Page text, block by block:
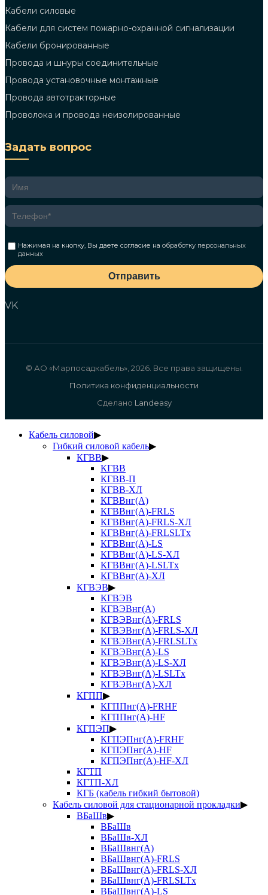
Кабели силовые
Кабели для систем пожарно-охранной сигнализации
Кабели бронированные
Провода и шнуры соединительные
Провода установочные монтажные
Провода автотракторные
Проволока и провода неизолированные
Задать вопрос
Нажимая на кнопку, Вы даете согласие наобработку персональных
данных
Отправить
VK
© АО «Марпосадкабель», 2026. Все права защищены.
Политика конфиденциальности
Сделано Landeasy
Кабель силовой▶
Гибкий силовой кабель▶
КГВВ▶
КГВВ
КГВВ-П
КГВВ-ХЛ
КГВВнг(А)
КГВВнг(А)-FRLS
КГВВнг(А)-FRLS-ХЛ
КГВВнг(А)-FRLSLTx
КГВВнг(А)-LS
КГВВнг(А)-LS-ХЛ
КГВВнг(А)-LSLTx
КГВВнг(А)-ХЛ
КГВЭВ▶
КГВЭВ
КГВЭВнг(А)
КГВЭВнг(А)-FRLS
КГВЭВнг(А)-FRLS-ХЛ
КГВЭВнг(А)-FRLSLTx
КГВЭВнг(А)-LS
КГВЭВнг(А)-LS-ХЛ
КГВЭВнг(А)-LSLTx
КГВЭВнг(А)-ХЛ
КГПП▶
КГППнг(А)-FRHF
КГППнг(А)-HF
КГПЭП▶
КГПЭПнг(А)-FRHF
КГПЭПнг(А)-HF
КГПЭПнг(А)-HF-ХЛ
КГТП
КГТП-ХЛ
КГБ (кабель гибкий бытовой)
Кабель силовой для стационарной прокладки▶
ВБаШв▶
ВБаШв
ВБаШв-ХЛ
ВБаШвнг(А)
ВБаШвнг(А)-FRLS
ВБаШвнг(А)-FRLS-ХЛ
ВБаШвнг(А)-FRLSLTx
ВБаШвнг(А)-LS